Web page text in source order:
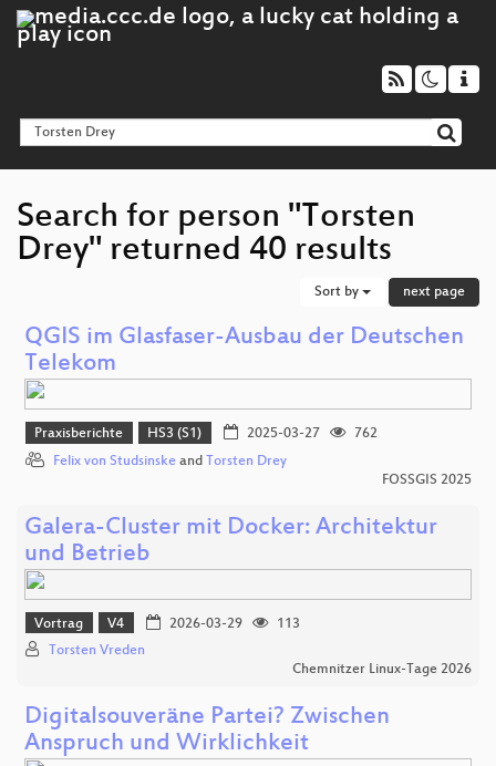
Search for person "Torsten
Drey" returned 40 results
Sort by next page
QGIS im Glasfaser-Ausbau der Deutschen
Telekom
Praxisberichte HS3 (S1) 2025-03-27
762
Felix von Studsinske and Torsten Drey
FOSSGIS 2025
Galera-Cluster mit Docker: Architektur
und Betrieb
Vortrag V4 2026-03-29
113
Torsten Vreden
Chemnitzer Linux-Tage 2026
Digitalsouveräne Partei? Zwischen
Anspruch und Wirklichkeit